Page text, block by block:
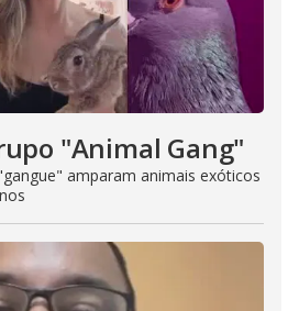
"Animal Gang"
amparam animais exóticos